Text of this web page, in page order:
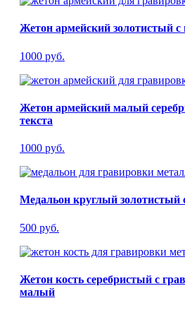
Жетон армейский золотистый с
1000 руб.
Жетон армейский малый
текста
1000 руб.
Медальон круглый золотистый
500 руб.
Жетон кость серебристый с
малый